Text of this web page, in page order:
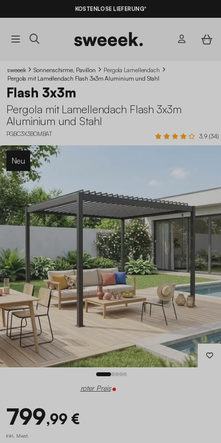
AUF DER SCHNÄPPCHEN* MIT DEM CODE
KOSTENLOSE LIEFERUNG*
sweeek Sonnenschirme, Pavillon
Pergola Lamellendach
Pergola mit Lamellendach Flash 3x3m Aluminium und Stahl
Flash 3x3m
Pergola mit Lamellendach Flash 3x3m
Aluminium und Stahl
PGBC3X3BOMBAT 3.9 (34)
Neu
roter Preis
799,99 €
inkl. Mwst.